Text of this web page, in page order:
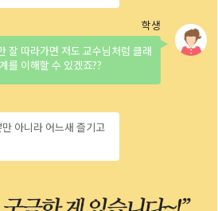
잘 따라가면 저도 교수님처럼 클래
를 이해할 수 있겠죠??
아니라 어느새 즐기고